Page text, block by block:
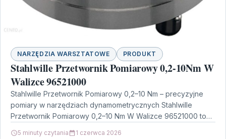
NARZĘDZIA WARSZTATOWE PRODUKT
Stahlwille Przetwornik Pomiarowy 0,2-10Nm W
Walizce 96521000
Stahlwille Przetwornik Pomiarowy 0,2–10 Nm – precyzyjne
pomiary w narzędziach dynamometrycznych Stahlwille
Przetwornik Pomiarowy 0,2–10 Nm W Walizce 96521000 to
5 minuty czytania 1 czerwca 2026